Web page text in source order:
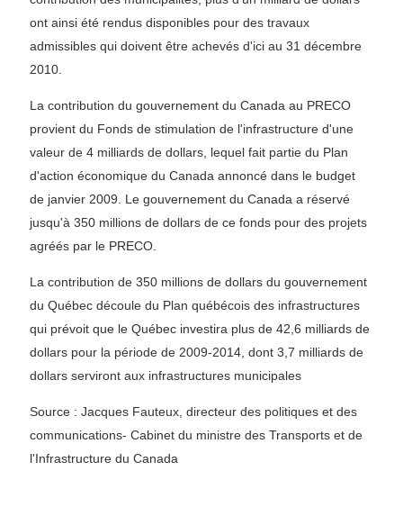
ont ainsi été rendus disponibles pour des travaux
admissibles qui doivent être achevés d'ici au 31 décembre
2010.
La contribution du gouvernement du Canada au PRECO
provient du Fonds de stimulation de l'infrastructure d'une
valeur de 4 milliards de dollars, lequel fait partie du Plan
d'action économique du Canada annoncé dans le budget
de janvier 2009. Le gouvernement du Canada a réservé
jusqu'à 350 millions de dollars de ce fonds pour des projets
agréés par le PRECO.
La contribution de 350 millions de dollars du gouvernement
du Québec découle du Plan québécois des infrastructures
qui prévoit que le Québec investira plus de 42,6 milliards de
dollars pour la période de 2009-2014, dont 3,7 milliards de
dollars serviront aux infrastructures municipales
Source : Jacques Fauteux, directeur des politiques et des
communications- Cabinet du ministre des Transports et de
l'Infrastructure du Canada